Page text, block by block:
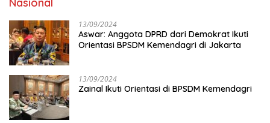
Nasional
13/09/2024
Aswar: Anggota DPRD dari Demokrat Ikuti
Orientasi BPSDM Kemendagri di Jakarta
13/09/2024
Zainal Ikuti Orientasi di BPSDM Kemendagri